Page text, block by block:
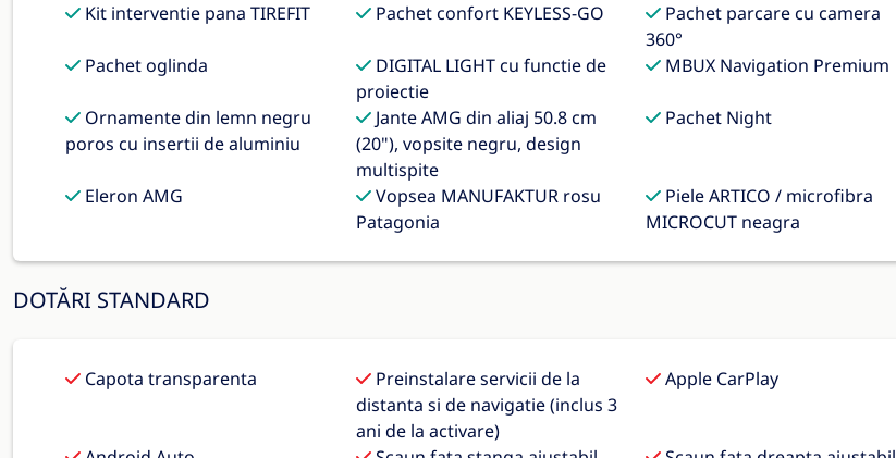
Kit interventie pana TIREFIT Pachet confort KEYLESS-GO
Pachet parcare cu camera
360°
Pachet oglinda
DIGITAL LIGHT cu functie de
proiectie
MBUX Navigation Premium
Ornamente din lemn negru
poros cu insertii de aluminiu
Jante AMG din aliaj 50.8 cm
(20"), vopsite negru, design
multispite
Pachet Night
Eleron AMG
Vopsea MANUFAKTUR rosu
Patagonia
Piele ARTICO / microfibra
MICROCUT neagra
DOTĂRI STANDARD
Capota transparenta
Preinstalare servicii de la
distanta si de navigatie (inclus 3
ani de la activare)
Apple CarPlay